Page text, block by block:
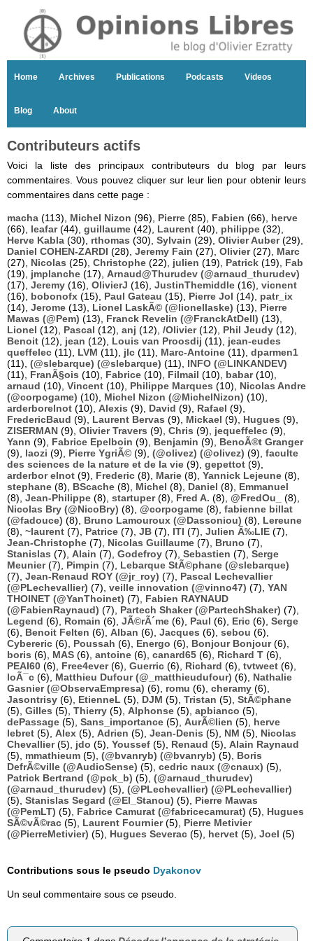
Home Archives Publications Podcasts Videos
Blog About
Contributeurs actifs
Voici la liste des principaux contributeurs du blog par leurs
commentaires. Vous pouvez cliquer sur leur lien pour obtenir leurs
commentaires dans cette page :
macha (113), Michel Nizon (96), Pierre (85), Fabien (66), herve
(66), leafar(44), guillaume (42), Laurent (40), philippe (32),
Herve Kabla (30), rthomas (30), Sylvain (29), Olivier Auber(29),
Daniel COHEN-ZARDI (28), Jeremy Fain (27), Olivier(27), Marc
(27), Nicolas (25), Christophe (22), julien (19), Patrick (19), Fab
(19), jmplanche (17), Arnaud@Thurudev (@arnaud_thurudev)
(17), Jeremy (16), OlivierJ (16), JustinThemiddle (16), vicnent
(16), bobonofx (15), Paul Gateau (15), Pierre Jol (14), patr_ix
(14), Jerome (13), Lionel LaskÃ© (@lionellaske) (13), Pierre
Mawas (@Pem) (13), Franck Revelin (@FranckAtDell) (13),
Lionel (12), Pascal (12), anj (12), /Olivier(12), Phil Jeudy (12),
Benoit (12), jean (12), Louis van Proosdij (11), jean-eudes
queffelec (11), LVM (11), jlc (11), Marc-Antoine (11), dparmen1
(11), (@slebarque) (@slebarque) (11), INFO (@LINKANDEV)
(11), FranÃ§ois (10), Fabrice (10), Filmail (10), babar(10),
arnaud (10), Vincent (10), Philippe Marques (10), Nicolas Andre
(@corpogame) (10), Michel Nizon (@MichelNizon) (10),
arderborelnot (10), Alexis (9), David (9), Rafael (9),
FredericBaud (9), Laurent Bervas (9), Mickael (9), Hugues (9),
ZISERMAN (9), Olivier Travers (9), Chris (9), jequeffelec (9),
Yann (9), Fabrice Epelboin (9), Benjamin (9), BenoÃ®t Granger
(9), laozi (9), Pierre YgriÃ© (9), (@olivez) (@olivez) (9), faculte
des sciences de la nature et de la vie (9), gepettot (9),
arderbor elnot (9), Frederic (8), Marie (8), Yannick Lejeune (8),
stephane (8), BScache (8), Michel (8), Daniel (8), Emmanuel
(8), Jean-Philippe (8), startuper(8), Fred A. (8), @FredOu_
(8),
Nicolas Bry (@NicoBry) (8), @corpogame (8), fabienne billat
(@fadouce) (8), Bruno Lamouroux (@Dassoniou) (8), Lereune
(8), ~laurent (7), Patrice (7), JB (7), ITI (7), Julien Ã‰LIE (7),
Jean-Christophe (7), Nicolas Guillaume (7), Bruno (7),
Stanislas (7), Alain (7), Godefroy (7), Sebastien (7), Serge
Meunier(7), Pimpin (7), Lebarque StÃ©phane (@slebarque)
(7), Jean-Renaud ROY (@jr_roy) (7), Pascal Lechevallier
(@PLechevallier) (7), veille innovation (@vinno47) (7), YAN
THOINET (@YanThoinet) (7), Fabien RAYNAUD
(@FabienRaynaud) (7), Partech Shaker (@PartechShaker) (7),
Legend (6), Romain (6), JÃ©rÃ´me (6), Paul (6), Eric (6), Serge
(6), Benoit Felten (6), Alban (6), Jacques (6), sebou (6),
Cybereric (6), Poussah (6), Energo (6), Bonjour Bonjour(6),
boris (6), MAS (6), antoine (6), canard65 (6), Richard T (6),
PEAI60 (6), Free4ever(6), Guerric (6), Richard (6), tvtweet (6),
loÃ¯c (6), Matthieu Dufour (@_matthieudufour) (6), Nathalie
Gasnier (@ObservaEmpresa) (6), romu (6), cheramy (6),
Jasontrisy (6), EtienneL (5), DJM (5), Tristan (5), StÃ©phane
(5), Gilles (5), Thierry (5), Alphonse (5), apbianco (5),
dePassage (5), Sans_importance (5), AurÃ©lien (5), herve
lebret (5), Alex (5), Adrien (5), Jean-Denis (5), NM (5), Nicolas
Chevallier(5), jdo (5), Youssef (5), Renaud (5), Alain Raynaud
(5), mmathieum (5), (@bvanryb) (@bvanryb) (5), Boris
DefrÃ©ville (@AudioSense) (5), cedric naux (@cnaux) (5),
Patrick Bertrand (@pck_b) (5), (@arnaud_thurudev)
(@arnaud_thurudev) (5), (@PLechevallier) (@PLechevallier)
(5), Stanislas Segard (@El_Stanou) (5), Pierre Mawas
(@PemLT) (5), Fabrice Camurat (@fabricecamurat) (5), Hugues
SÃ©vÃ©rac (5), Laurent Fournier(5), Pierre Metivier
(@PierreMetivier) (5), Hugues Severac (5), hervet (5), Joel (5)
Contributions sous le pseudo Dyakonov
Un seul commentaire sous ce pseudo.